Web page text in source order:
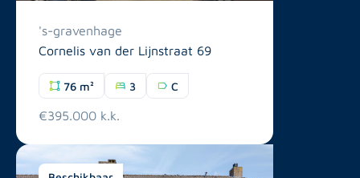
's-gravenhage
Cornelis van der Lijnstraat 69
76 m² 3 C
€395.000 k.k.